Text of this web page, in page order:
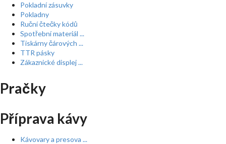
Pokladní zásuvky
Pokladny
Ruční čtečky kódů
Spotřební materiál ...
Tiskárny čárových ...
TTR pásky
Zákaznické displej ...
Pračky
Příprava kávy
Kávovary a presova ...